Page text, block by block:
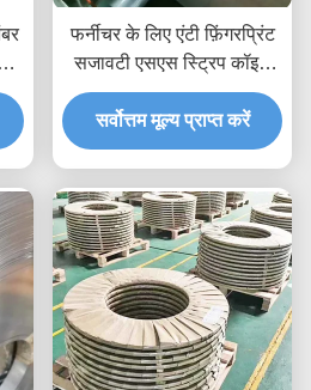
फर्नीचर के लिए एंटी फ़िंगरप्रिंट
सजावटी एसएस स्ट्रिप कॉइल
एंटीरस्ट 0.3 मिमी मोटी
सर्वोत्तम मूल्य प्राप्त करें